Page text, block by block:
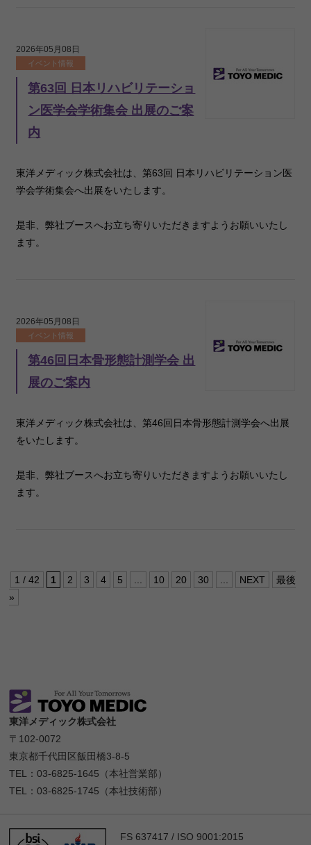
2026年05月08日
イベント情報
第63回 日本リハビリテーショ
ン医学会学術集会 出展のご案
内
東洋メディック株式会社は、第63回 日本リハビリテーション医
学会学術集会へ出展をいたします。
是非、弊社ブースへお立ち寄りいただきますようお願いいたし
ます。
2026年05月08日
イベント情報
第46回日本骨形態計測学会 出
展のご案内
東洋メディック株式会社は、第46回日本骨形態計測学会へ出展
をいたします。
是非、弊社ブースへお立ち寄りいただきますようお願いいたし
ます。
1 / 42 1 2 3 4 5 10 20 30 NEXT
最後
»
東洋メディック株式会社
〒102-0072
東京都千代田区飯田橋3-8-5
TEL：03-6825-1645（本社営業部）
TEL：03-6825-1745（本社技術部）
FS 637417 / ISO 9001:2015